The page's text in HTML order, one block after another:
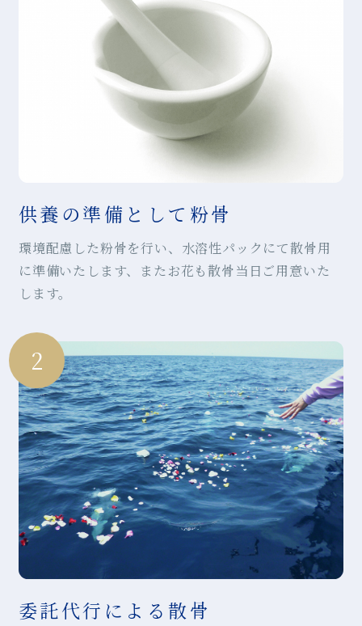
供養の準備として粉骨
環境配慮した粉骨を行い、水溶性パックにて散骨用
に準備いたします、またお花も散骨当日ご用意いた
します。
2
委託代行による散骨